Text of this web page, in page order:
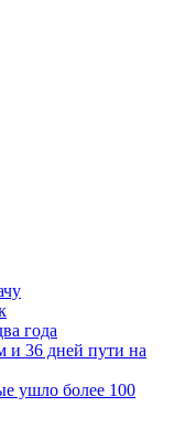
года
36 дней пути на
ушло более 100